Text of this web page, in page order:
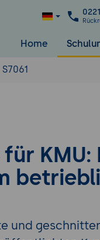
Home
S7061
KMU:
und